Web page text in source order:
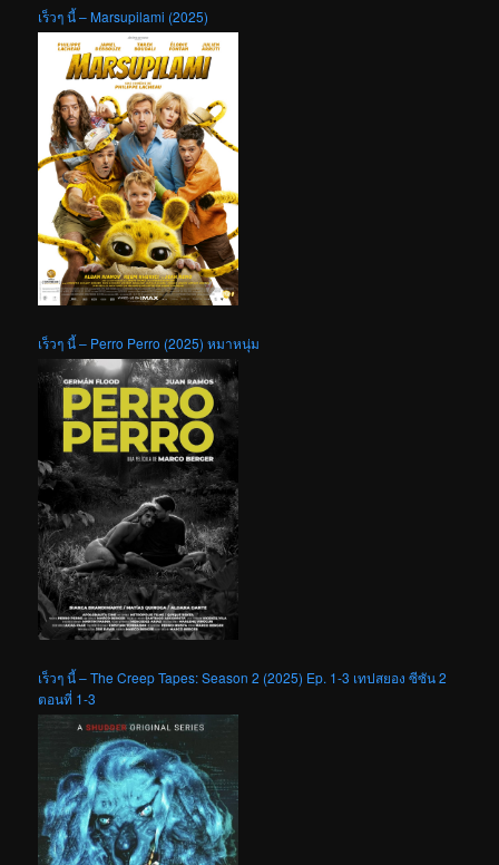
เร็วๆ นี้ – Marsupilami (2025)
เร็วๆ นี้ – Perro Perro (2025) หมาหนุ่ม
เร็วๆ นี้ – The Creep Tapes: Season 2 (2025) Ep. 1-3 เทปสยอง ซีซัน 2
ตอนที่ 1-3